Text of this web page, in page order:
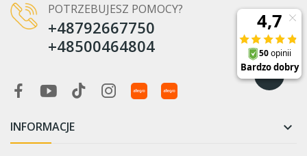
POTRZEBUJESZ POMOCY?
+48792667750
+48500464804
INFORMACJE 